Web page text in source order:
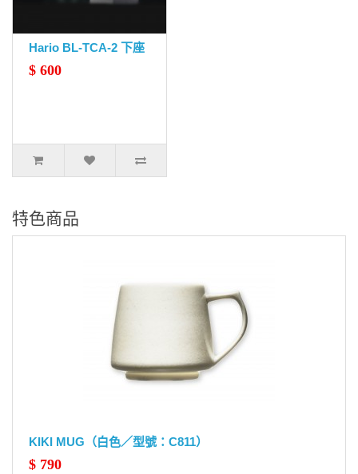
Hario BL-TCA-2 下座
$ 600
特色商品
KIKI MUG（白色／型號：C811）
$ 790